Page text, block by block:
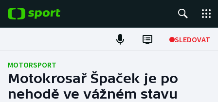
SLEDOVAT
Fotbal
Hokej
MOTORSPORT
Motokrosař Špaček je po
nehodě ve vážném stavu